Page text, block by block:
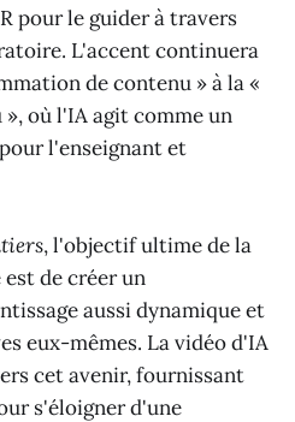
pour le guider à travers
L'accent continuera
de contenu » à la «
où l'IA agit comme un
l'enseignant et
, l'objectif ultime de la
de créer un
aussi dynamique et
eux-mêmes. La vidéo d'IA
cet avenir, fournissant
s'éloigner d'une